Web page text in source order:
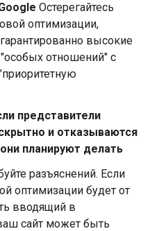
Остерегайтесь
оптимизации,
высокие
отношений" с
представители
и отказываются
планируют делать
разъяснений. Если
оптимизации будет от
вводящий в
сайт может быть